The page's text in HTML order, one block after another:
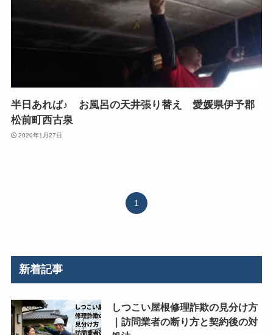
半日あれば♪ お風呂の天井張り替え 愛媛県伊予郡
松前町西古泉
2020年1月27日
1
新着記事
しつこい屋根修理詐欺の見分け方
｜訪問業者の断り方と契約後の対